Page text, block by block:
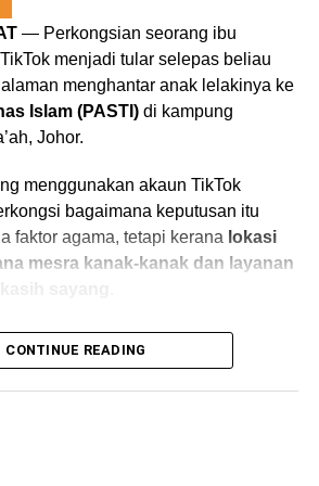
Balik Pulau di Pulau Pinang
kepada penggunaan warden
beruniform.
perlu menjalani beberapa siri tapisan
duga komprehensif bagi memastikan
memenuhi kriteria yang ditetapkan
satu usaha serius untuk
keselamatan dan pembangunan
ini sebagai perubahan positif
— Perkongsian seorang ibu
menjadi tular selepas beliau
menghantar anak lelakinya ke
Islam (PASTI)di kampung
Johor.
menggunakan akaun TikTok
bagaimana keputusan itu
faktor agama, tetapi kerana lokasi
mesra kanak-kanak dan layanan
sebagaiKangkang, berusia dua
itu, ditempatkan sementara di
pulang dari Perak ke Johor bagi
CONTINUE READING